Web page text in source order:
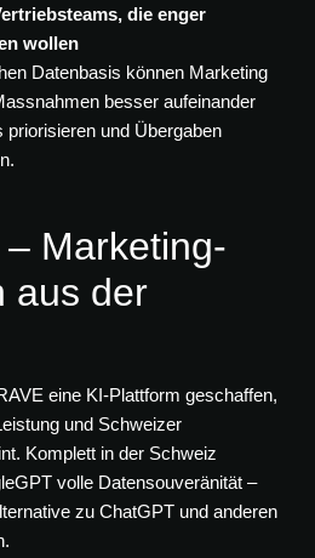
die enger
wollen
Datenbasis können Marketing
besser aufeinander
priorisieren und Übergaben
– Marketing-
aus der
eine KI-Plattform geschaffen,
und Schweizer
Komplett in der Schweiz
volle Datensouveränität –
zu ChatGPT und anderen